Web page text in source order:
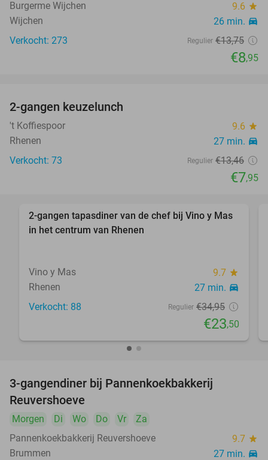
Burgerme Wijchen 9.6 star
Wijchen 26 min. directions_car
Verkocht: 273 Regulier €13,75
€8,95
2-gangen keuzelunch
't Koffiespoor 9.6 star
Rhenen 27 min. directions_car
Verkocht: 73 Regulier €13,46
€7,95
33%
2-gangen tapasdiner van de chef bij Vino y Mas
in het centrum van Rhenen
Vino y Mas 9.7 star
Rhenen 27 min. directions_car
Verkocht: 88 Regulier €34,95
€23,50
3-gangendiner bij Pannenkoekbakkerij
Reuvershoeve
Morgen Di Wo Do Vr
Za
Pannenkoekbakkerij Reuvershoeve
9.7 star
Brummen 27 min. directions_car